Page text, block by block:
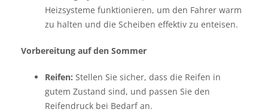
Heizsysteme funktionieren, um den Fahrer warm
zu halten und die Scheiben effektiv zu enteisen.
Vorbereitung auf den Sommer
Reifen: Stellen Sie sicher, dass die Reifen in
gutem Zustand sind, und passen Sie den
Reifendruck bei Bedarf an.